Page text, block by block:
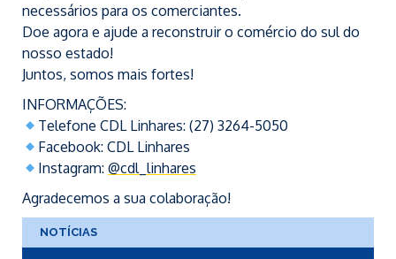
necessários para os comerciantes.
Doe agora e ajude a reconstruir o comércio do sul do
nosso estado!
Juntos, somos mais fortes!
INFORMAÇÕES:
Telefone CDL Linhares: (27) 3264-5050
Facebook: CDL Linhares
Instagram:@cdl_linhares
Agradecemos a sua colaboração!
NOTÍCIAS